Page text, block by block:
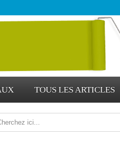
TOUS LES ARTICLES